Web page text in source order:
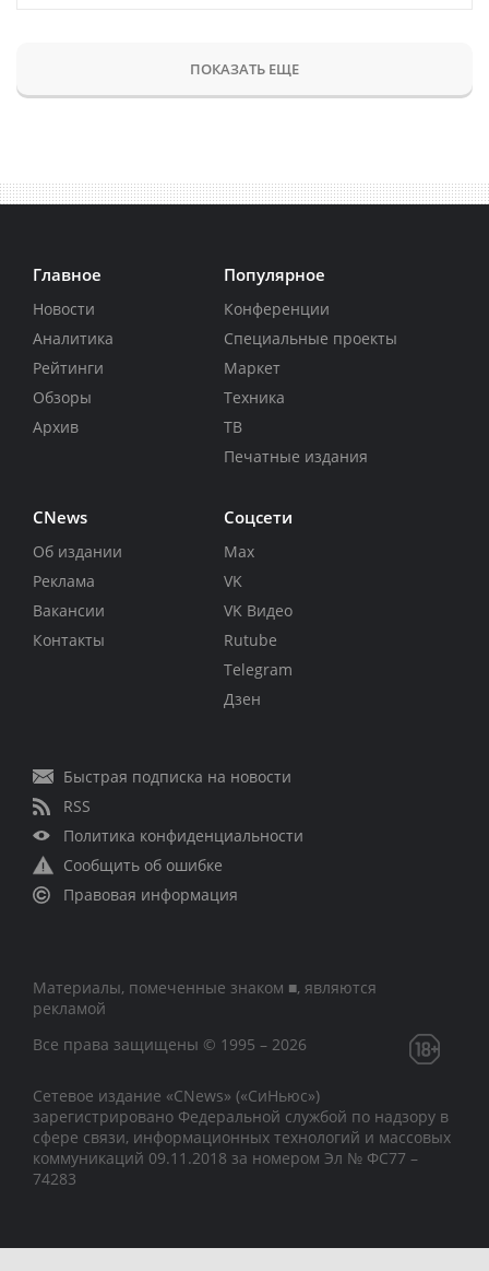
ПОКАЗАТЬ ЕЩЕ
Главное
Новости
Аналитика
Рейтинги
Обзоры
Архив
Популярное
Конференции
Специальные проекты
Маркет
Техника
ТВ
Печатные издания
CNews
Об издании
Реклама
Вакансии
Контакты
Соцсети
Max
VK
VK Видео
Rutube
Telegram
Дзен
Быстрая подписка на новости
RSS
Политика конфиденциальности
Сообщить об ошибке
Правовая информация
Материалы, помеченные знаком ■, являются
рекламой
Все права защищены © 1995 – 2026
Сетевое издание «CNews» («СиНьюс»)
зарегистрировано Федеральной службой по надзору в
сфере связи, информационных технологий и массовых
коммуникаций 09.11.2018 за номером Эл № ФС77 –
74283